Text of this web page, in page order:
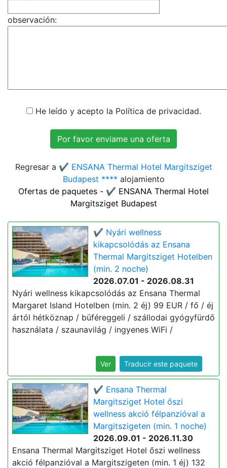
observación:
He leído y acepto la Política de privacidad.
Regresar a ✔️ ENSANA Thermal Hotel Margitsziget
Budapest **** alojamiento
Ofertas de paquetes - ✔️ ENSANA Thermal Hotel
Margitsziget Budapest
✔️ Nyári wellness
kikapcsolódás az Ensana
Thermal Margitsziget Hotelben
(min. 2 noche)
2026.07.01 - 2026.08.31
Nyári wellness kikapcsolódás az Ensana Thermal
Margaret Island Hotelben (min. 2 éj) 99 EUR / fő / éj
ártól hétköznap / büféreggeli / szállodai gyógyfürdő
használata / szaunavilág / ingyenes WiFi /
Ver Traducir este paquete
✔️ Ensana Thermal
Margitsziget Hotel őszi
wellness akció félpanzióval a
Margitszigeten (min. 1 noche)
2026.09.01 - 2026.11.30
Ensana Thermal Margitsziget Hotel őszi wellness
akció félpanzióval a Margitszigeten (min. 1 éj) 132